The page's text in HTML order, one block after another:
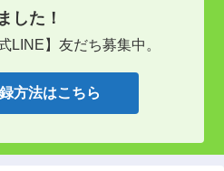
した！
LINE】友だち募集中。
方法はこちら